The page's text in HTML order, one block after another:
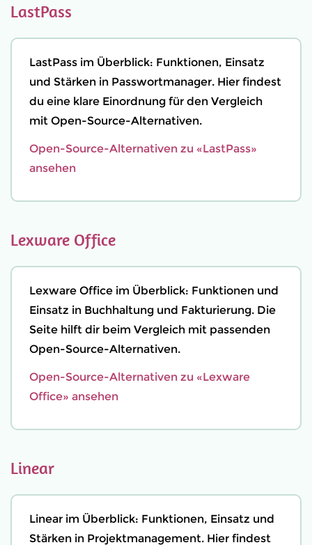
LastPass
LastPass im Überblick: Funktionen, Einsatz
und Stärken in Passwortmanager. Hier findest
du eine klare Einordnung für den Vergleich
mit Open-Source-Alternativen.
Open-Source-Alternativen zu «LastPass»
ansehen
Lexware Office
Lexware Office im Überblick: Funktionen und
Einsatz in Buchhaltung und Fakturierung. Die
Seite hilft dir beim Vergleich mit passenden
Open-Source-Alternativen.
Open-Source-Alternativen zu «Lexware
Office» ansehen
Linear
Linear im Überblick: Funktionen, Einsatz und
Stärken in Projektmanagement. Hier findest